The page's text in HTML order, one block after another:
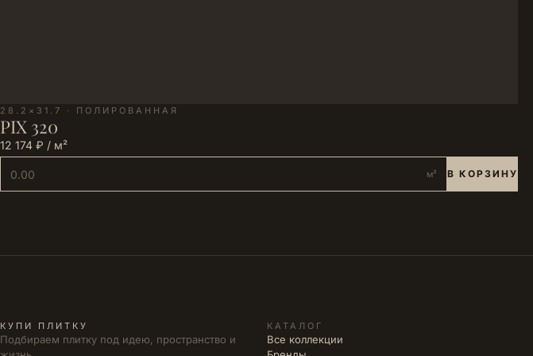
28.2×31.7 · ПОЛИРОВАННАЯ
PIX 320
12 174 ₽ / м²
м² В КОРЗИНУ
КУПИ ПЛИТКУ
Подбираем плитку под идею, пространство и
КАТАЛОГ
Все коллекции